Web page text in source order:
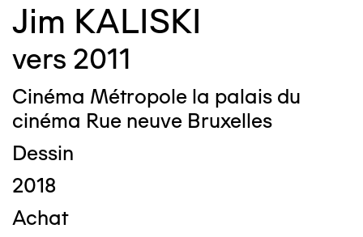
Jim KALISKI
vers 2011
Cinéma Métropole la palais du
cinéma Rue neuve Bruxelles
Dessin
2018
Achat